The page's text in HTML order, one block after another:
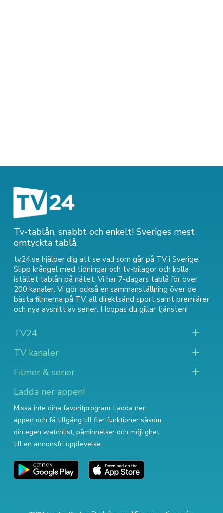
Tv-tablån, snabbt och enkelt! Sveriges mest
omtyckta tablå.
tv24.se hjälper dig att se vad som går på TV i Sverige.
Slipp krångel med tidningar och tv-bilagor och kolla
istället tablån på nätet. Vi har 7-dagars tablå för över
200 kanaler. Vi gör också en sammanställning över de
bästa filmerna på TV, all direktsänd sport samt premiärer
och nya avsnitt av serier. Hoppas du gillar tjänsten!
TV24
TV kanaler
Filmer & serier
Ladda ner appen!
Missa inte dina favoritprogram. Ladda ner
appen och få tillgång till fler funktioner såsom
din egen watchlist, påminnelser och möjlighet
till en annonsfri upplevelse.